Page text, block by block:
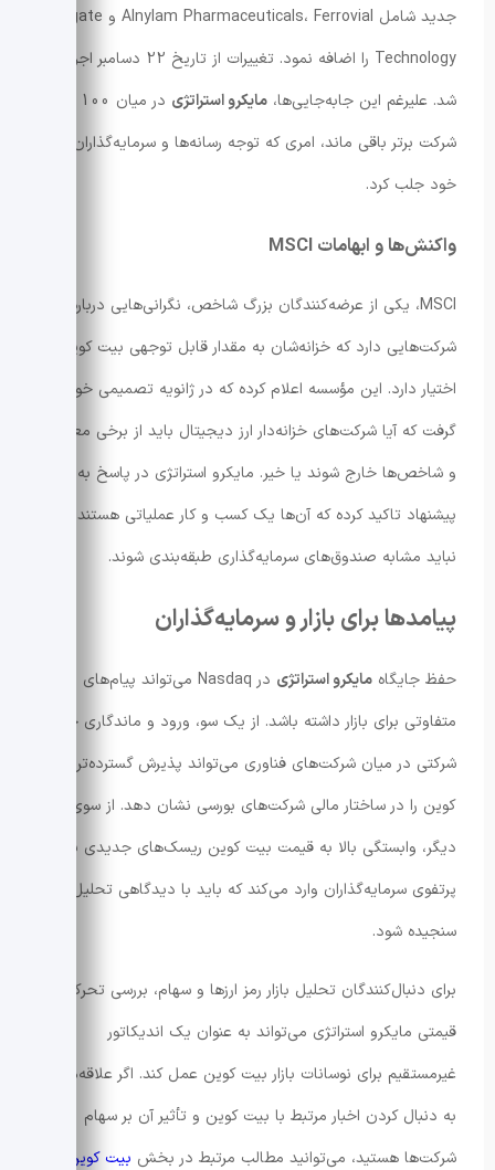
جدید شامل Alnylam Pharmaceuticals، Ferrovial و Seagate
Technology را اضافه نمود. تغییرات از تاریخ 22 دسامبر اجرایی
شد. علیرغم این جابه‌جایی‌ها، مایکرو استراتژی
در میان 100
شرکت برتر باقی ماند، امری که توجه رسانه‌ها و سرمایه‌گذاران را به
خود جلب کرد.
واکنش‌ها و ابهامات MSCI
MSCI، یکی از عرضه‌کنندگان بزرگ شاخص، نگرانی‌هایی درباره
شرکت‌هایی دارد که خزانه‌شان به مقدار قابل توجهی بیت کوین در
اختیار دارد. این مؤسسه اعلام کرده که در ژانویه تصمیمی خواهد
گرفت که آیا شرکت‌های خزانه‌دار ارز دیجیتال باید از برخی معیارها
و شاخص‌ها خارج شوند یا خیر. مایکرو استراتژی در پاسخ به این
پیشنهاد تاکید کرده که آن‌ها یک کسب و کار عملیاتی هستند و
نباید مشابه صندوق‌های سرمایه‌گذاری طبقه‌بندی شوند.
پیامدها برای بازار و سرمایه‌گذاران
حفظ جایگاه مایکرو استراتژی
در Nasdaq می‌تواند پیام‌های
متفاوتی برای بازار داشته باشد. از یک سو، ورود و ماندگاری چنین
شرکتی در میان شرکت‌های فناوری می‌تواند پذیرش گسترده‌تر بیت
کوین را در ساختار مالی شرکت‌های بورسی نشان دهد. از سوی
دیگر، وابستگی بالا به قیمت بیت کوین ریسک‌های جدیدی به
پرتفوی سرمایه‌گذاران وارد می‌کند که باید با دیدگاهی تحلیل‌محور
سنجیده شود.
برای دنبال‌کنندگان تحلیل بازار رمز ارزها و سهام، بررسی تحرکات
قیمتی مایکرو استراتژی می‌تواند به عنوان یک اندیکاتور
غیرمستقیم برای نوسانات بازار بیت کوین عمل کند. اگر علاقه‌مند
به دنبال کردن اخبار مرتبط با بیت کوین و تأثیر آن بر سهام
شرکت‌ها هستید، می‌توانید مطالب مرتبط در بخش بیت کوین